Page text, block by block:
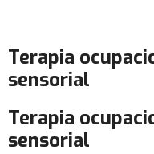
Terapia
sensorial
Terapia
sensorial